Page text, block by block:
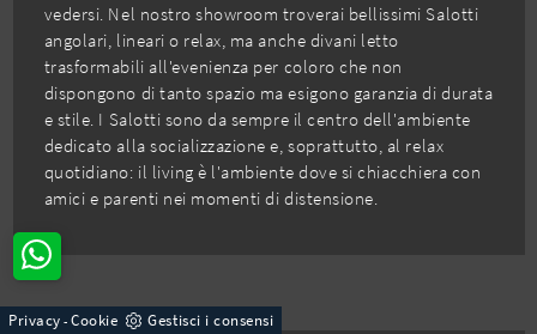
vedersi. Nel nostro showroom troverai bellissimi Salotti
angolari, lineari o relax, ma anche divani letto
trasformabili all'evenienza per coloro che non
dispongono di tanto spazio ma esigono garanzia di durata
e stile. I Salotti sono da sempre il centro dell'ambiente
dedicato alla socializzazione e, soprattutto, al relax
quotidiano: il living è l'ambiente dove si chiacchiera con
amici e parenti nei momenti di distensione.
Privacy -Cookie Gestisci i consensi